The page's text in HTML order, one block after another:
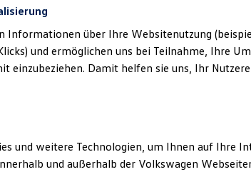
Informationen über Ihre Websitenutzung
und ermöglichen uns bei Teilnahme, Ihre
einzubeziehen. Damit helfen sie uns, Ihr
und weitere Technologien, um Ihnen auf Ihre
und außerhalb der Volkswagen